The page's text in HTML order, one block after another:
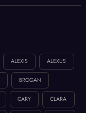
ALEXIS ALEXUS
BROGAN
CARY CLARA